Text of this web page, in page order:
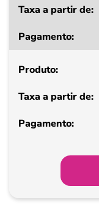
a
de
Pagamento